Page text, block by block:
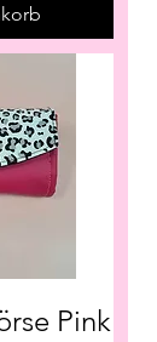
Pink